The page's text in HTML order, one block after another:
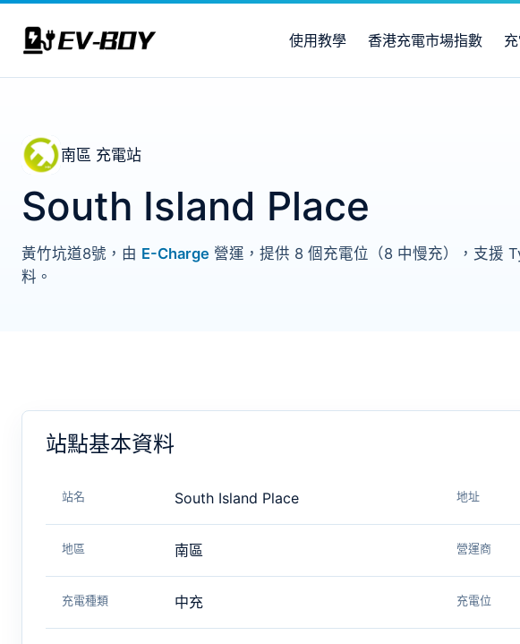
使用教學 香港充電市場指數
南區 充電站
South Island Place
黃竹坑道8號，由 E-Charge 營運，提供 8 個充電位（8 中慢充），支援
料。
站點基本資料
站名 South Island Place 地址
地區 南區 營運商
充電種類 中充 充電位